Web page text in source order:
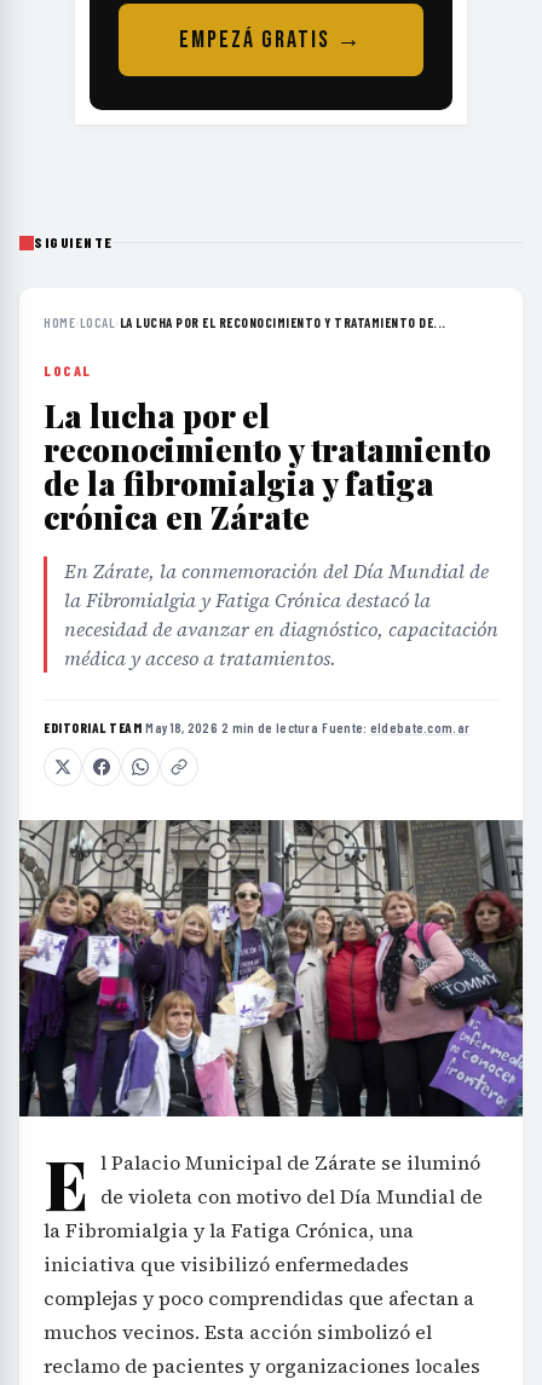
EMPEZÁ GRATIS →
SIGUIENTE
HOME›LOCAL › LA LUCHA POR EL RECONOCIMIENTO Y TRATAMIENTO DE...
LOCAL
La lucha por el
reconocimiento y tratamiento
de la fibromialgia y fatiga
crónica en Zárate
En Zárate, la conmemoración del Día Mundial de
la Fibromialgia y Fatiga Crónica destacó la
necesidad de avanzar en diagnóstico, capacitación
médica y acceso a tratamientos.
EDITORIAL TEAM·May 18, 2026·2 min de lectura·Fuente: eldebate.com.ar
E l Palacio Municipal de Zárate se iluminó
de violeta con motivo del Día Mundial de
la Fibromialgia y la Fatiga Crónica, una
iniciativa que visibilizó enfermedades
complejas y poco comprendidas que afectan a
muchos vecinos. Esta acción simbolizó el
reclamo de pacientes y organizaciones locales